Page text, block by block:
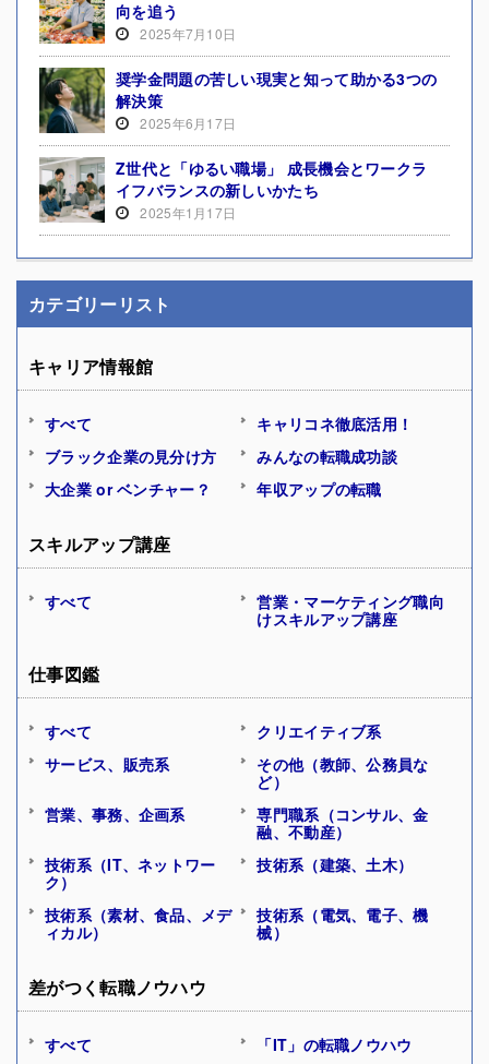
向を追う
2025年7月10日
奨学金問題の苦しい現実と知って助かる3つの
解決策
2025年6月17日
Z世代と「ゆるい職場」 成長機会とワークラ
イフバランスの新しいかたち
2025年1月17日
カテゴリーリスト
キャリア情報館
すべて
キャリコネ徹底活用！
ブラック企業の見分け方
みんなの転職成功談
大企業 or ベンチャー？
年収アップの転職
スキルアップ講座
すべて
営業・マーケティング職向
けスキルアップ講座
仕事図鑑
すべて
クリエイティブ系
サービス、販売系
その他（教師、公務員な
ど）
営業、事務、企画系
専門職系（コンサル、金
融、不動産）
技術系（IT、ネットワー
ク）
技術系（建築、土木）
技術系（素材、食品、メデ
ィカル）
技術系（電気、電子、機
械）
差がつく転職ノウハウ
すべて
「IT」の転職ノウハウ